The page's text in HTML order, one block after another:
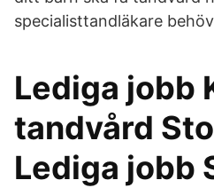
specialisttandläkare
Lediga jobb
tandvård
Lediga jobb